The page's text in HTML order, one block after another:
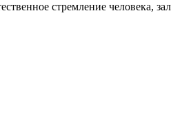
стремление человека,